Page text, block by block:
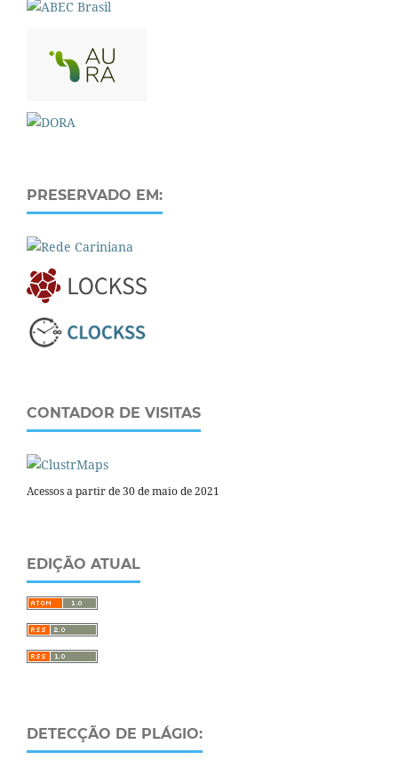
PRESERVADO EM:
CONTADOR DE VISITAS
Acessos a partir de 30 de maio de 2021
EDIÇÃO ATUAL
DETECÇÃO DE PLÁGIO: